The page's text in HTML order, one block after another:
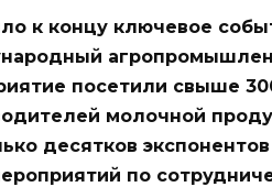
к концу ключевое
посетили свыше
молочной
десятков
по